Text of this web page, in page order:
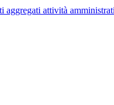
aggregati attività